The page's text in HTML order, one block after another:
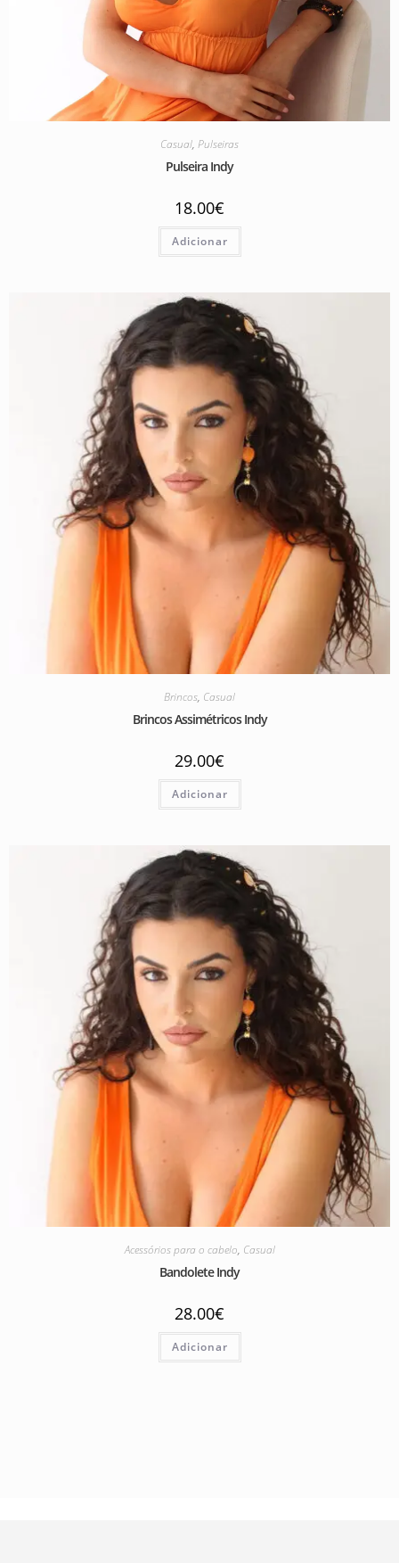
Casual, Pulseiras
Pulseira Indy
18.00€
Adicionar
Brincos, Casual
Brincos Assimétricos Indy
29.00€
Adicionar
Acessórios para o cabelo, Casual
Bandolete Indy
28.00€
Adicionar